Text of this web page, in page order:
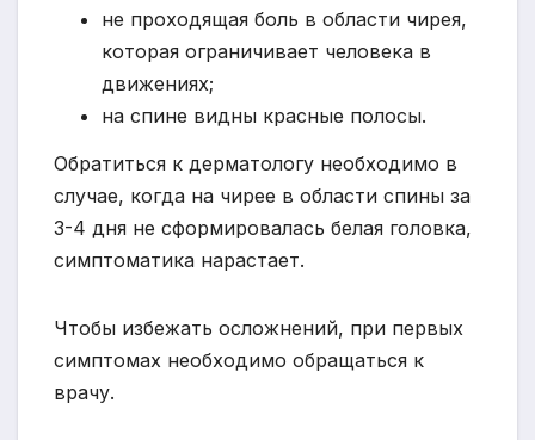
не проходящая боль в области чирея,
которая ограничивает человека в
движениях;
на спине видны красные полосы.
Обратиться к дерматологу необходимо в
случае, когда на чирее в области спины за
3-4 дня не сформировалась белая головка,
симптоматика нарастает.
Чтобы избежать осложнений, при первых
симптомах необходимо обращаться к
врачу.